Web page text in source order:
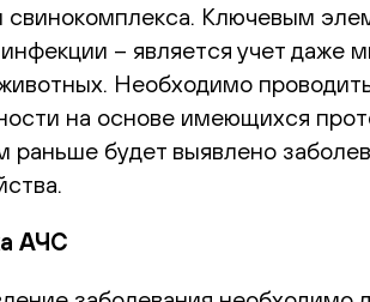
свинокомплекса. Ключевым
– является учет даже
Необходимо
на основе имеющихся
раньше будет выявлено
АЧС